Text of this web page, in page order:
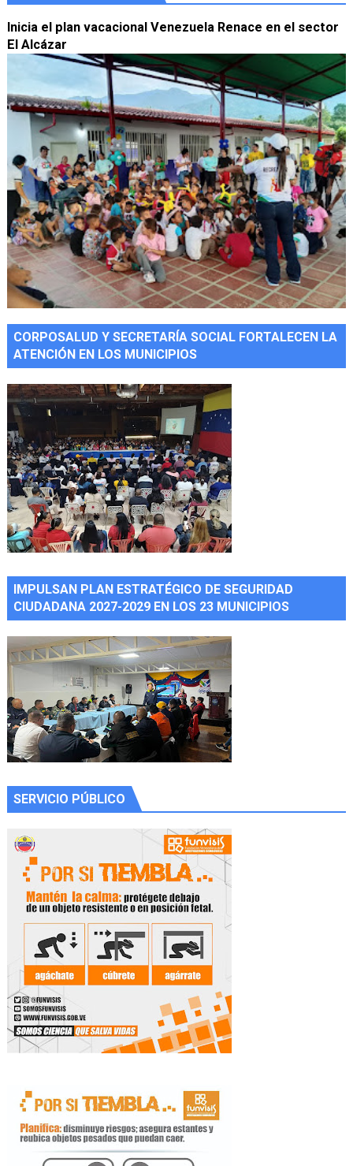
Inicia el plan vacacional Venezuela Renace en el sector
El Alcázar
CORPOSALUD Y SECRETARÍA SOCIAL FORTALECEN LA
ATENCIÓN EN LOS MUNICIPIOS
IMPULSAN PLAN ESTRATÉGICO DE SEGURIDAD
CIUDADANA 2027-2029 EN LOS 23 MUNICIPIOS
SERVICIO PÚBLICO